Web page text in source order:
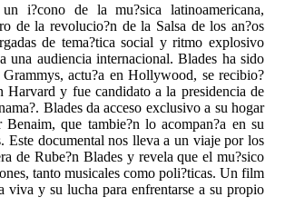
i?cono de la mu?sica latinoamericana,
de la revolucio?n de la Salsa de los an?os
de tema?tica social y ritmo explosivo
una audiencia internacional. Blades ha sido
actu?a en Hollywood, se recibio?
Harvard y fue candidato a la presidencia de
Blades da acceso exclusivo a su hogar
Benaim, que tambie?n lo acompan?a en su
Este documental nos lleva a un viaje por los
de Rube?n Blades y revela que el mu?sico
tanto musicales como poli?ticas. Un film
viva y su lucha para enfrentarse a su propio